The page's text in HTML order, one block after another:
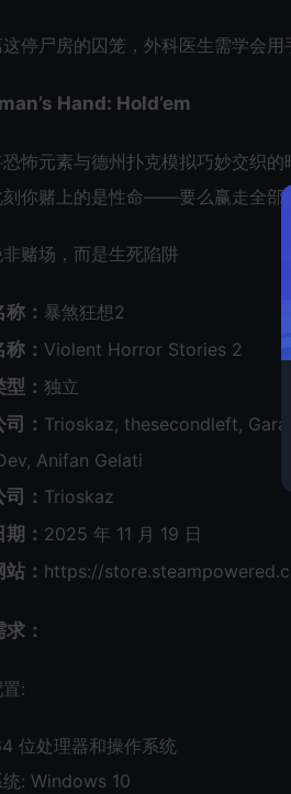
停尸房的囚笼，外科医生需学会
Hand: Hold’em
怖元素与德州扑克模拟巧妙交织
刻你赌上的是性命——要么赢走全部
赌场，而是生死陷阱
： 暴煞狂想2
： Violent Horror Stories 2
： 独立
： Trioskaz, thesecondleft,
Anifan Gelati
： Trioskaz
： 2025 年 11 月 19 日
： https://
：
:
位处理器和操作系统
: Windows 10